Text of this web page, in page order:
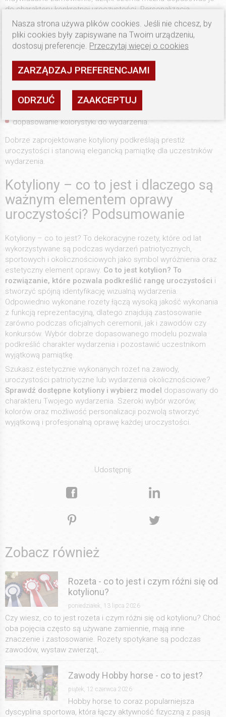
do charakteru konkretnej uroczystości. Personalizacja
obejmuje wybór kolorów, szerokości taśm, liczby warstw oraz
rodzaju nadruku. Organizatorzy wydarzeń bardzo często
decydują się na dodanie logotypów, nazw konkursów lub dat,
co pozwala stworzyć spójną identyfikację wizualną.Przy
projektowaniu ważne znaczenie mają:
jakość użytych materiałów,
estetyka wykończenia,
dopasowanie kolorystyki do wydarzenia.
Dobrze zaprojektowane kotyliony podkreślają prestiż
uroczystości i stanowią elegancką pamiątkę dla uczestników
wydarzenia.
Kotyliony – co to jest i dlaczego są
ważnym elementem oprawy
uroczystości? Podsumowanie
Kotyliony – co to jest? To dekoracyjne rozety, które od lat
wykorzystywane są podczas wydarzeń patriotycznych,
sportowych i okolicznościowych jako symbol wyróżnienia oraz
estetyczny element oprawy. Co to jest kotylion? To
rozwiązanie, które pozwala podkreślić rangę uroczystości i
stworzyć spójną identyfikację wizualną wydarzenia.
Odpowiednio wykonane rozety łączą wysoką jakość wykonania
z funkcją reprezentacyjną, dlatego znajdują zastosowanie
zarówno podczas oficjalnych ceremonii, jak i zawodów czy
konkursów. Wybór dobrze dopasowanego modelu pozwala
podkreślić charakter wydarzenia i pozostawić uczestnikom
wyjątkową pamiątkę.
Szukasz estetycznie wykonanych rozet na zawody,
uroczystości patriotyczne lub wydarzenia okolicznościowe?
Sprawdź dostępne kotyliony i wybierz model dopasowany do
charakteru Twojego wydarzenia. Szeroki wybór wzorów,
kolorów oraz możliwość personalizacji pozwolą stworzyć
wyjątkową i profesjonalną oprawę każdej uroczystości.
Udostępnij:
Zobacz również
Rozeta - co to jest i czym różni się od
kotylionu?
poniedziałek, 13 lipca 2026
Czy wiesz, co to jest rozeta i czym różni się od kotylionu? Choć
oba pojęcia często są używane zamiennie, mają inne
znaczenie i zastosowanie. Rozety spotykane są podczas
zawodów, wystaw zwierząt,...
Zawody Hobby horse - co to jest?
piątek, 12 czerwca 2026
Hobby horse to coraz popularniejsza
dyscyplina sportowa, która łączy aktywność fizyczną z pasją
Nasza strona używa plików cookies. Jeśli nie chcesz, by
pliki cookies były zapisywane na Twoim urządzeniu,
dostosuj preferencje. Przeczytaj więcej o cookies
ZARZĄDZAJ PREFERENCJAMI
ODRZUĆ ZAAKCEPTUJ